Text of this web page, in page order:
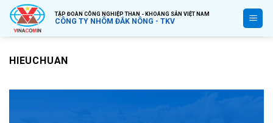
Bỏ
qua
nội
TẬP ĐOÀN CÔNG NGHIỆP THAN - KHOÁNG SẢN VIỆT NAM
CÔNG TY NHÔM ĐẮK NÔNG - TKV
HIEUCHUAN